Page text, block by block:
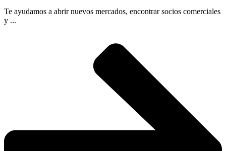
Te ayudamos a abrir nuevos mercados, encontrar socios comerciales
y ...